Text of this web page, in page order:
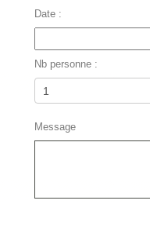
Date :
Nb personne :
Message